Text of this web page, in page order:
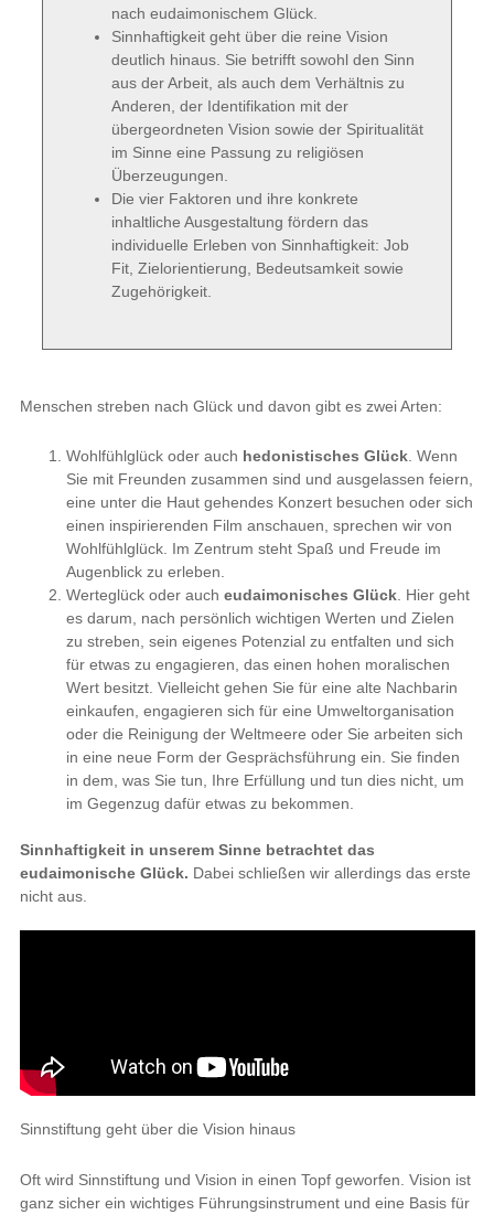
nach eudaimonischem Glück.
Sinnhaftigkeit geht über die reine Vision
deutlich hinaus. Sie betrifft sowohl den Sinn
aus der Arbeit, als auch dem Verhältnis zu
Anderen, der Identifikation mit der
übergeordneten Vision sowie der Spiritualität
im Sinne eine Passung zu religiösen
Überzeugungen.
Die vier Faktoren und ihre konkrete
inhaltliche Ausgestaltung fördern das
individuelle Erleben von Sinnhaftigkeit: Job
Fit, Zielorientierung, Bedeutsamkeit sowie
Zugehörigkeit.
Menschen streben nach Glück und davon gibt es zwei Arten:
Wohlfühlglück oder auch hedonistisches Glück. Wenn
Sie mit Freunden zusammen sind und ausgelassen feiern,
eine unter die Haut gehendes Konzert besuchen oder sich
einen inspirierenden Film anschauen, sprechen wir von
Wohlfühlglück. Im Zentrum steht Spaß und Freude im
Augenblick zu erleben.
Werteglück oder auch eudaimonisches Glück. Hier geht
es darum, nach persönlich wichtigen Werten und Zielen
zu streben, sein eigenes Potenzial zu entfalten und sich
für etwas zu engagieren, das einen hohen moralischen
Wert besitzt. Vielleicht gehen Sie für eine alte Nachbarin
einkaufen, engagieren sich für eine Umweltorganisation
oder die Reinigung der Weltmeere oder Sie arbeiten sich
in eine neue Form der Gesprächsführung ein. Sie finden
in dem, was Sie tun, Ihre Erfüllung und tun dies nicht, um
im Gegenzug dafür etwas zu bekommen.
Sinnhaftigkeit in unserem Sinne betrachtet das
eudaimonische Glück. Dabei schließen wir allerdings das erste
nicht aus.
Sinnstiftung geht über die Vision hinaus
Oft wird Sinnstiftung und Vision in einen Topf geworfen. Vision ist
ganz sicher ein wichtiges Führungsinstrument und eine Basis für